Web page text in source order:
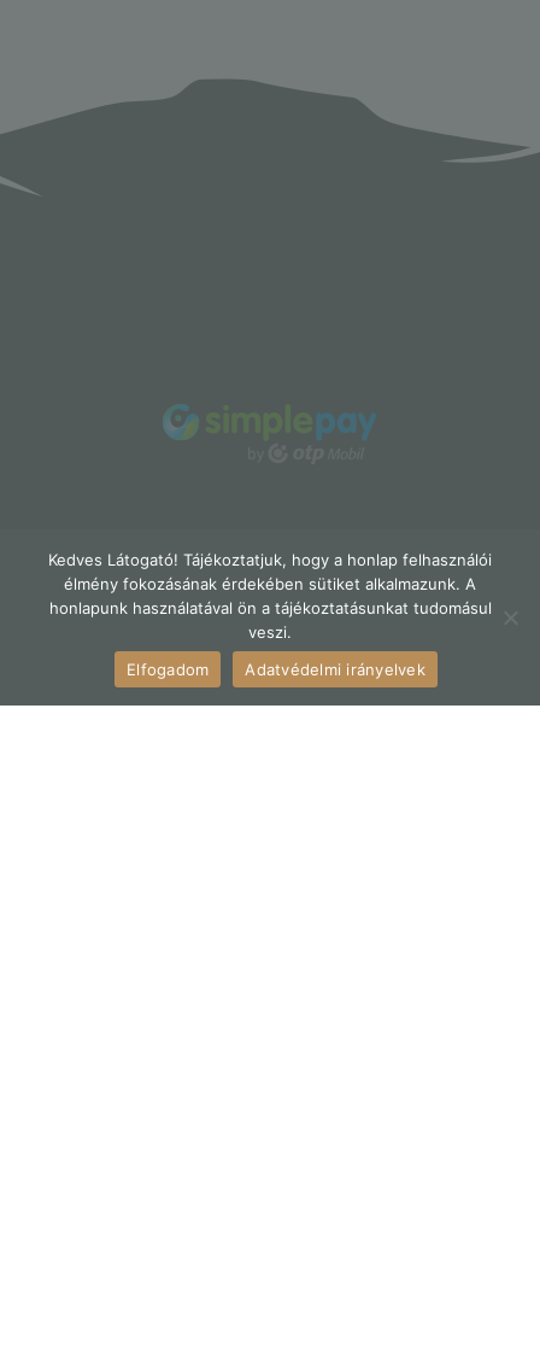
Kedves Látogató! Tájékoztatjuk, hogy a honlap felhasználói
élmény fokozásának érdekében sütiket alkalmazunk. A
honlapunk használatával ön a tájékoztatásunkat tudomásul
veszi.
Elfogadom
Adatvédelmi irányelvek